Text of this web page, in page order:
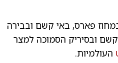
במחוז פארס, באי קשם ובבירה
קשם ובסיריק הסמוכה למצר
העולמיות.